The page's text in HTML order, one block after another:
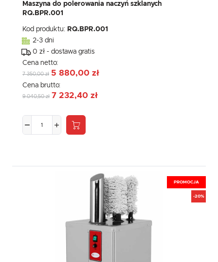
Maszyna do polerowania naczyń szklanych
RQ.BPR.001
Kod produktu: RQ.BPR.001
2-3 dni
0 zł - dostawa gratis
Cena netto:
7 350,00 zł 5 880,00 zł
Cena brutto:
9 040,50 zł 7 232,40 zł
PROMOCJA
-20%